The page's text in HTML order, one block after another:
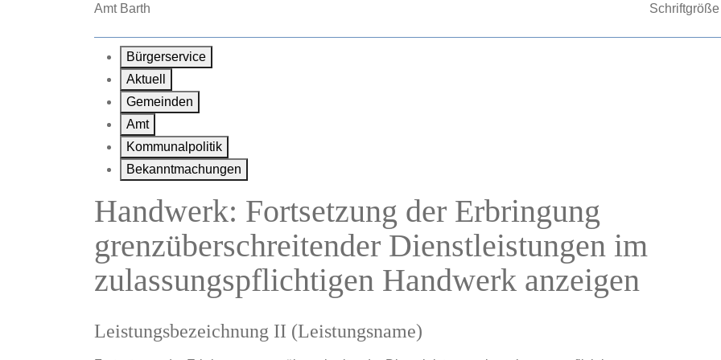
Zum Hauptinhalt springen
Amt Barth Schriftgröße
Bürgerservice
Aktuell
Gemeinden
Amt
Kommunalpolitik
Bekanntmachungen
Handwerk: Fortsetzung der Erbringung
grenzüberschreitender Dienstleistungen im
zulassungspflichtigen Handwerk anzeigen
Leistungsbezeichnung II (Leistungsname)